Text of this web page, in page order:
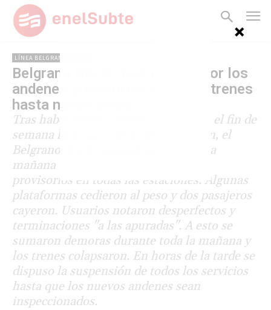
LÍNEA BELGRANO NORTE
Belgrano Norte: tras el caos por los
andenes provisorios no habrá trenes
hasta nuevo aviso
Tras haber estado interrumpido todo el fin de
semana largo por obras de adaptación, el
Belgrano Norte reanudó servicio en la
mañana de este lunes con andenes
provisorios en todas las estaciones. Algunas
plataformas cedieron al peso y dos pasajeros
cayeron. Usuarios notaron desperfectos y
terminaciones "a las apuradas". A esto se
sumaron demoras durante toda la mañana y
los trenes colapsaron. En horas de la tarde se
dispuso la suspensión de todos los servicios
hasta que los nuevos andenes sean
inspeccionados.